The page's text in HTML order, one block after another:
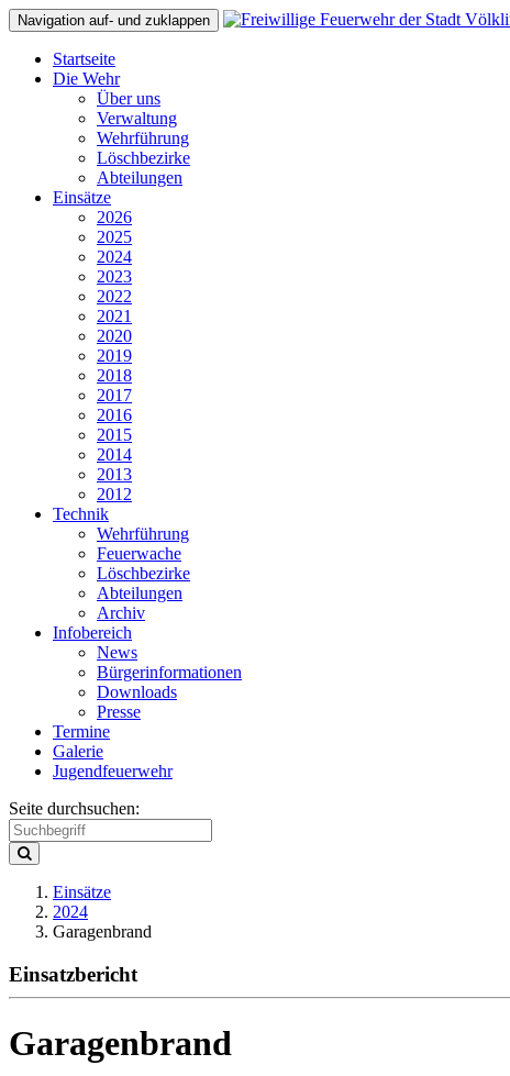
Navigation auf- und zuklappen
Startseite
Die Wehr
Über uns
Verwaltung
Wehrführung
Löschbezirke
Abteilungen
Einsätze
2026
2025
2024
2023
2022
2021
2020
2019
2018
2017
2016
2015
2014
2013
2012
Technik
Wehrführung
Feuerwache
Löschbezirke
Abteilungen
Archiv
Infobereich
News
Bürgerinformationen
Downloads
Presse
Termine
Galerie
Jugendfeuerwehr
Seite durchsuchen:
Einsätze
2024
Garagenbrand
Einsatzbericht
Garagenbrand